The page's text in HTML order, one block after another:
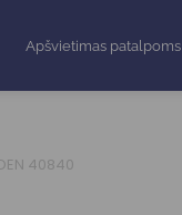
Apšvietimas patalpoms
40840